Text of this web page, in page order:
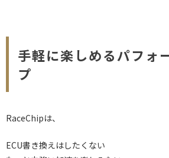
手軽に楽しめるパフォ
プ
RaceChipは、
ECU書き換えはしたくない